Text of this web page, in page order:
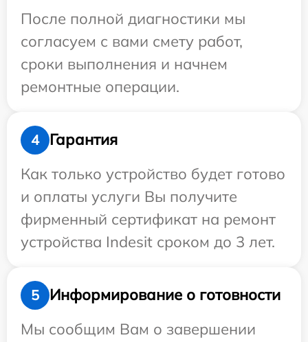
После полной диагностики мы
согласуем с вами смету работ,
сроки выполнения и начнем
ремонтные операции.
4
Гарантия
Как только устройство будет готово
и оплаты услуги Вы получите
фирменный сертификат на ремонт
устройства Indesit сроком до 3 лет.
5
Информирование о готовности
Мы сообщим Вам о завершении